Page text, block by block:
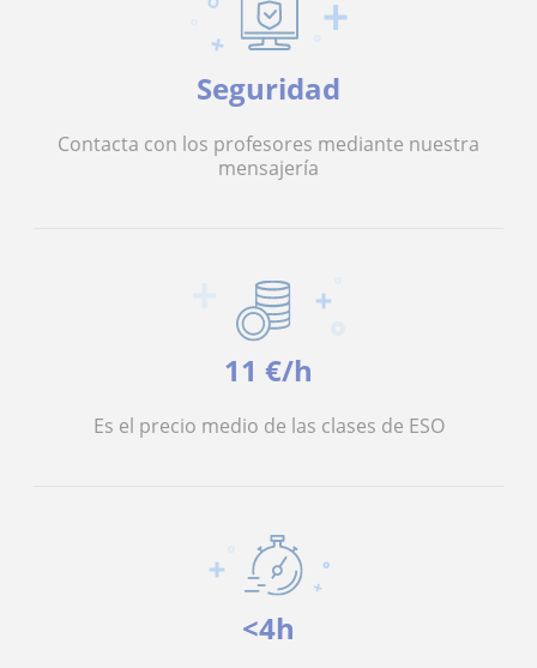
Seguridad
Contacta con los profesores mediante nuestra
mensajería
11 €/h
Es el precio medio de las clases de ESO
<4h